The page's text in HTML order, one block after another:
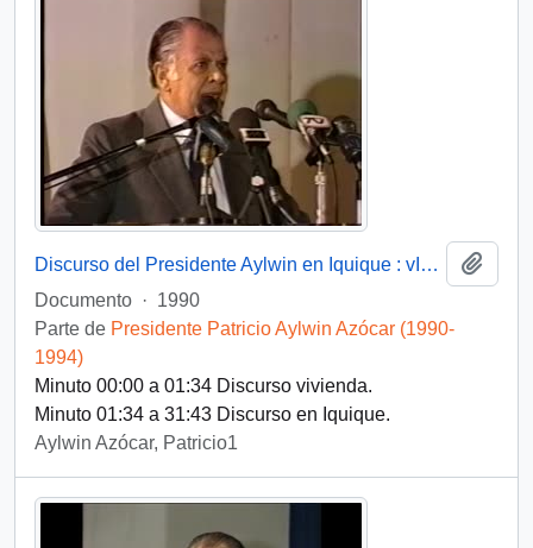
Discurso del Presidente Aylwin en Iquique : vIdeo
Documento · 1990
Parte de Presidente Patricio Aylwin Azócar (1990-
1994)
Minuto 00:00 a 01:34 Discurso vivienda.
Minuto 01:34 a 31:43 Discurso en Iquique.
Aylwin Azócar, Patricio1